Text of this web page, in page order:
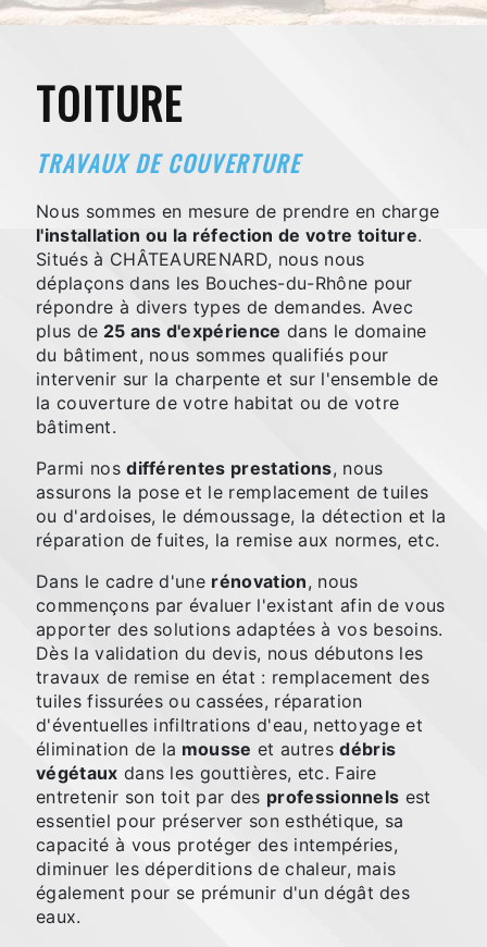
TOITURE
TRAVAUX DE COUVERTURE
Nous sommes en mesure de prendre en charge
l'installation ou la réfection de votre toiture.
Situés à CHÂTEAURENARD, nous nous
déplaçons dans les Bouches-du-Rhône pour
répondre à divers types de demandes. Avec
plus de 25 ans d'expérience dans le domaine
du bâtiment, nous sommes qualifiés pour
intervenir sur la charpente et sur l'ensemble de
la couverture de votre habitat ou de votre
bâtiment.
Parmi nosdifférentes prestations, nous
assurons la pose et le remplacement de tuiles
ou d'ardoises, le démoussage, la détection et la
réparation de fuites, la remise aux normes, etc.
Dans le cadre d'une rénovation, nous
commençons par évaluer l'existant afin de vous
apporter des solutions adaptées à vos besoins.
Dès la validation du devis, nous débutons les
travaux de remise en état : remplacement des
tuiles fissurées ou cassées, réparation
d'éventuelles infiltrations d'eau, nettoyage et
élimination de la mousse et autresdébris
végétaux dans les gouttières, etc. Faire
entretenir son toit par des professionnels est
essentiel pour préserver son esthétique, sa
capacité à vous protéger des intempéries,
diminuer les déperditions de chaleur, mais
également pour se prémunir d'un dégât des
eaux.